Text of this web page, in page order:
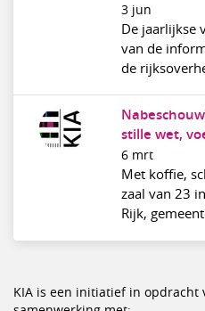
3 jun
De jaarlijkse
van de
de
stille wet,
6 mrt
Met koffie,
zaal van 23
Rijk,
KIA is een initiatief in opdracht